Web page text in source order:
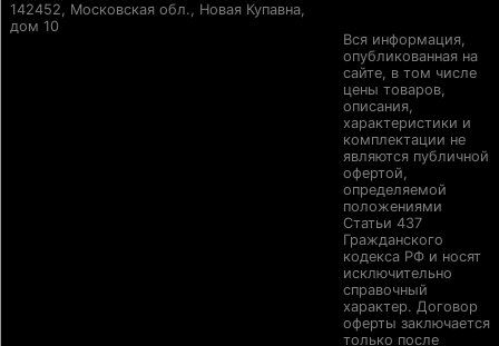
142452, Московская обл., Новая Купавна,
дом 10
Вся информация,
опубликованная на
сайте, в том числе
цены товаров,
описания,
характеристики и
комплектации не
являются публичной
офертой,
определяемой
положениями
Статьи 437
Гражданского
кодекса РФ и носят
исключительно
справочный
характер. Договор
оферты заключается
только после